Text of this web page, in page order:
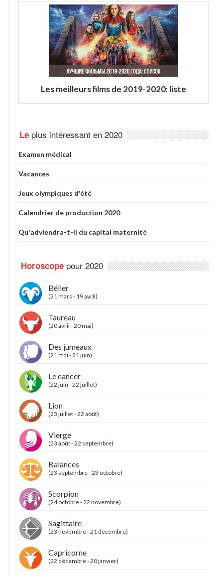
Les meilleurs films de 2019-2020: liste
Le plus intéressant en 2020
Examen médical
Vacances
Jeux olympiques d'été
Calendrier de production 2020
Qu'adviendra-t-il du capital maternité
Horoscope pour 2020
Bélier
(21 mars - 19 avril)
Taureau
(20 avril - 20 mai)
Des jumeaux
(21 mai - 21 juin)
Le cancer
(22 juin - 22 juillet)
Lion
(23 juillet - 22 août)
Vierge
(23 août - 22 septembre)
Balances
(23 septembre - 23 octobre)
Scorpion
(24 octobre - 22 novembre)
Sagittaire
(23 novembre - 21 décembre)
Capricorne
(22 décembre - 20 janvier)